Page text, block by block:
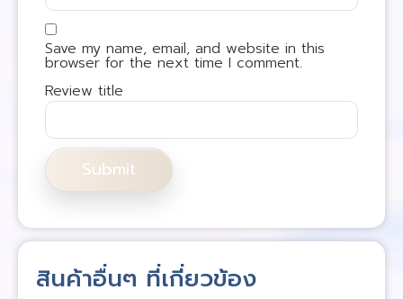
Save my name, email, and website in this
browser for the next time I comment.
Review title
สินค้าอื่นๆ ที่เกี่ยวข้อง